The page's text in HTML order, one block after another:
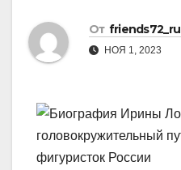
От friends72_ru
НОЯ 1, 2023